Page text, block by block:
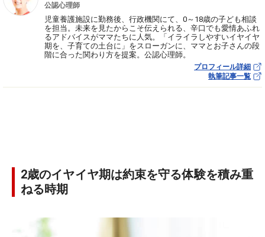
公認心理師
児童養護施設に勤務後、行政機関にて、0～18歳の子ども相談
を担当。未来を見たからこそ伝えられる、辛口でも愛情あふれ
るアドバイスがママたちに人気。「イライラしやすいイヤイヤ
期を、子育ての土台に」をスローガンに、ママとお子さんの段
階に合った関わり方を提案。公認心理師。
プロフィール詳細
執筆記事一覧
2歳のイヤイヤ期は約束を守る体験を積み重
ねる時期